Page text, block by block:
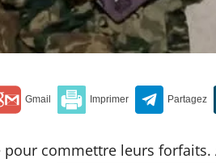
commettre leurs forfaits.